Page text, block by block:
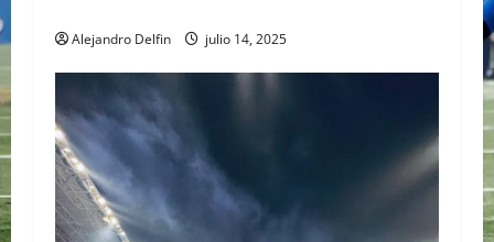
Alejandro Delfin julio 14, 2025